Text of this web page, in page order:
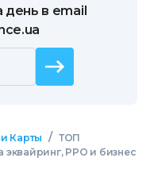
день в email
Карты / ТОП
РРО и бизнес